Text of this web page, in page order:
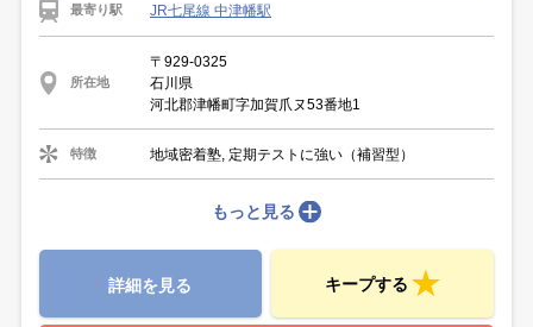
最寄り駅 JR七尾線 中津幡駅
所在地
〒929-0325
石川県
河北郡津幡町字加賀爪ヌ53番地1
特徴 地域密着塾, 定期テストに強い（補習型）
もっと見る
詳細を見る キープする